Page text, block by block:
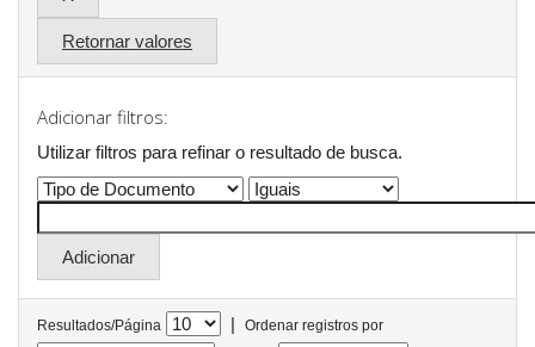
Retornar valores
Adicionar filtros:
Utilizar filtros para refinar o resultado de busca.
Resultados/Página |
Ordenar registros por